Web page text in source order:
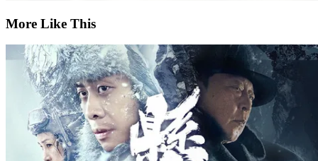
More Like This